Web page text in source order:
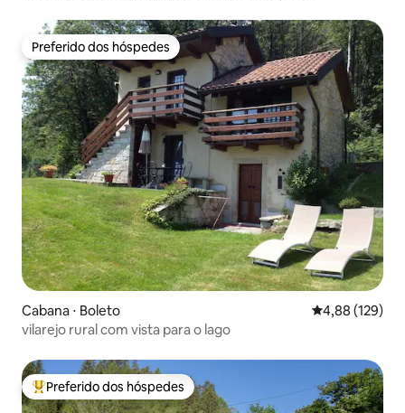
Preferido dos hóspedes
Preferido dos hóspedes
Cabana ⋅ Boleto 4,88 de uma
4,88 (129)
vilarejo rural com vista para o lago
Entre os melhores preferidos dos hóspedes
Preferido dos hóspedes